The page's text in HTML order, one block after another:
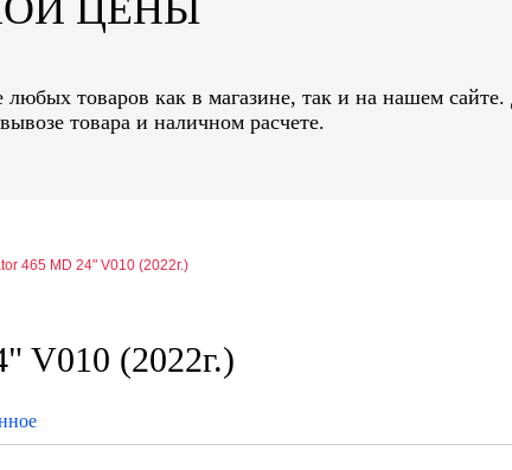
ЦЕНЫ
товаров как в магазине, так и на нашем
товара и наличном расчете.
465 MD 24" V010 (2022г.)
V010 (2022г.)